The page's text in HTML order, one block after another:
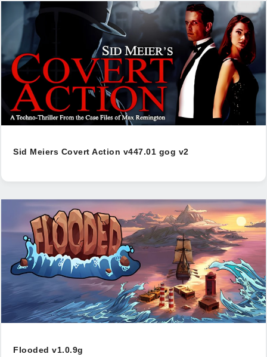
Sid Meiers Covert Action v447.01 gog v2
Flooded v1.0.9g